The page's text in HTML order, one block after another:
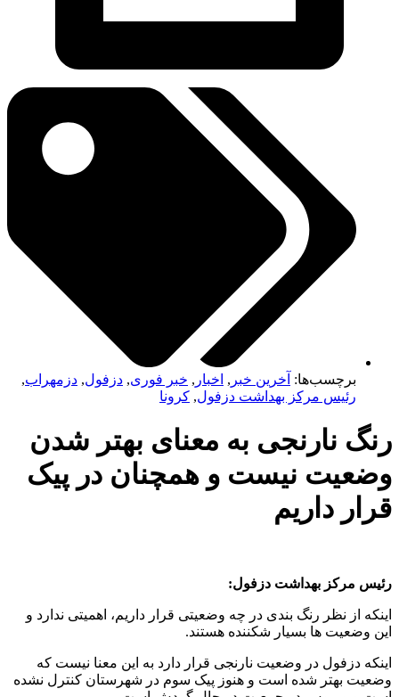
برچسب‌ها:آخرین خبر, اخبار خبر فوری ,دزفول, دزمهراب,
رئیس مرکز بهداشت دزفول, کرونا
نارنجی به معنای بهتر شدن
نیست و همچنان در پیک
داریم
مرکز بهداشت دزفول:
از نظر رنگ بندی در چه وضعیتی قرار داریم، اهمیتی ندارد و
ها بسیار شکننده هستند.
دزفول در وضعیت نارنجی قرار دارد به این معنا نیست که
بهتر شده است و هنوز پیک سوم در شهرستان کنترل نشده